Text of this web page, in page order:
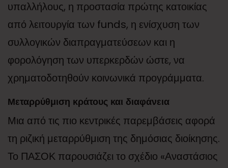
υπαλλήλους, η προστασία πρώτης κατοικίας
από λειτουργία των funds, η ενίσχυση των
συλλογικών διαπραγματεύσεων και η
φορολόγηση των υπερκερδών ώστε, να
χρηματοδοτηθούν κοινωνικά προγράμματα.
Μεταρρύθμιση κράτους και διαφάνεια
Μια από τις πιο κεντρικές παρεμβάσεις αφορά
τη ριζική μεταρρύθμιση της δημόσιας διοίκησης.
Το ΠΑΣΟΚ παρουσιάζει το σχέδιο «Αναστάσιος